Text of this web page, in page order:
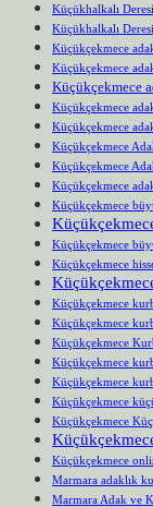
Küçükhalkalı
Küçükhalkalı
Küçükçekmece
Küçükçekmece
Küçükçekmece
Küçükçekmece
Küçükçekmece
Küçükçekmece
Küçükçekmece
Küçükçekmece
Küçükçekmece
Küçükçekmece
Küçükçekmece
Küçükçekmece
Küçükçekmece
Küçükçekmece
Küçükçekmece
Küçükçekmece
Küçükçekmece
Küçükçekmece
Küçükçekmece
Marmara adaklık
Marmara Adak ve